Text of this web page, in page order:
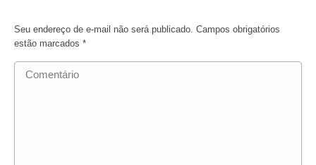
Seu endereço de e-mail não será publicado. Campos obrigatórios
estão marcados *
Comentário